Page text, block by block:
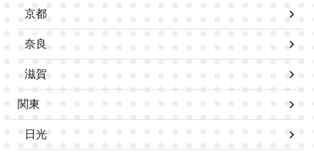
京都
奈良
滋賀
関東
日光